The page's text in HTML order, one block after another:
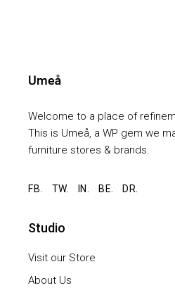
Welcome to a place of
This is Umeå, a WP gem we
furniture stores & brands.
FB. TW. IN. BE. DR.
Studio
Visit our Store
About Us